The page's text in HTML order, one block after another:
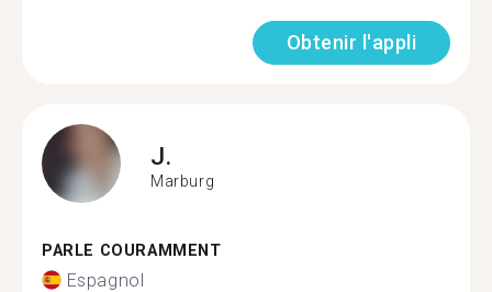
Obtenir l'appli
J.
Marburg
PARLE COURAMMENT
Espagnol